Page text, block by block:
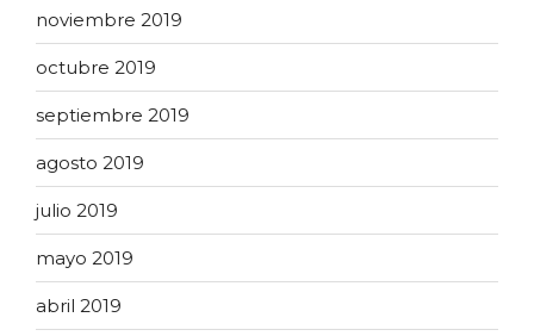
noviembre 2019
octubre 2019
septiembre 2019
agosto 2019
julio 2019
mayo 2019
abril 2019